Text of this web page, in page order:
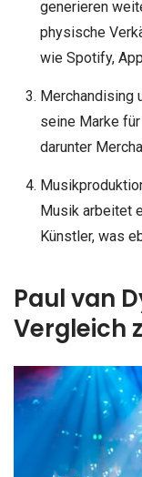
generieren
physische
wie Spotify,
Merchandising
seine Marke
darunter
Musik arbeitet
Künstler, was
Paul van
Vergleich